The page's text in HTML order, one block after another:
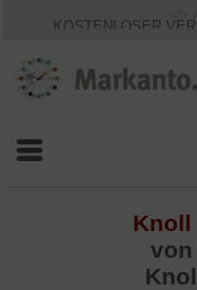
KOSTENLOSER
Knoll
von